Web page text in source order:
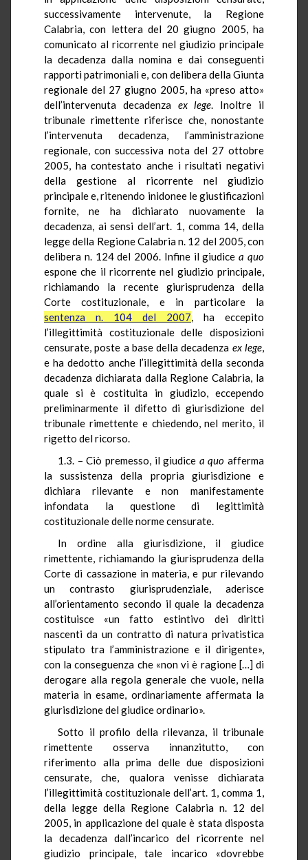
successivamente intervenute, la Regione
Calabria, con lettera del 20 giugno 2005, ha
comunicato al ricorrente nel giudizio principale
la decadenza dalla nomina e dai conseguenti
rapporti patrimoniali e, con delibera della Giunta
regionale del 27 giugno 2005, ha «preso atto»
dell’intervenuta decadenza ex lege. Inoltre il
tribunale rimettente riferisce che, nonostante
l’intervenuta decadenza, l’amministrazione
regionale, con successiva nota del 27 ottobre
2005, ha contestato anche i risultati negativi
della gestione al ricorrente nel giudizio
principale e, ritenendo inidonee le giustificazioni
fornite, ne ha dichiarato nuovamente la
decadenza, ai sensi dell’art. 1, comma 14, della
legge della Regione Calabria n. 12 del 2005, con
delibera n. 124 del 2006. Infine il giudicea quo
espone che il ricorrente nel giudizio principale,
richiamando la recente giurisprudenza della
Corte costituzionale, e in particolare la
sentenza n. 104 del 2007, ha eccepito
l’illegittimità costituzionale delle disposizioni
censurate, poste a base della decadenza ex lege,
e ha dedotto anche l’illegittimità della seconda
decadenza dichiarata dalla Regione Calabria, la
quale si è costituita in giudizio, eccependo
preliminarmente il difetto di giurisdizione del
tribunale rimettente e chiedendo, nel merito, il
rigetto del ricorso.
1.3. – Ciò premesso, il giudice a quo afferma
la sussistenza della propria giurisdizione e
dichiara rilevante e non manifestamente
infondata la questione di legittimità
costituzionale delle norme censurate.
In ordine alla giurisdizione, il giudice
rimettente, richiamando la giurisprudenza della
Corte di cassazione in materia, e pur rilevando
un contrasto giurisprudenziale, aderisce
all’orientamento secondo il quale la decadenza
costituisce «un fatto estintivo dei diritti
nascenti da un contratto di natura privatistica
stipulato tra l’amministrazione e il dirigente»,
con la conseguenza che «non vi è ragione […] di
derogare alla regola generale che vuole, nella
materia in esame, ordinariamente affermata la
giurisdizione del giudice ordinario».
Sotto il profilo della rilevanza, il tribunale
rimettente osserva innanzitutto, con
riferimento alla prima delle due disposizioni
censurate, che, qualora venisse dichiarata
l’illegittimità costituzionale dell’art. 1, comma 1,
della legge della Regione Calabria n. 12 del
2005, in applicazione del quale è stata disposta
la decadenza dall’incarico del ricorrente nel
giudizio principale, tale incarico «dovrebbe